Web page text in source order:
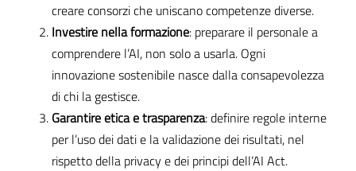
creare consorzi che uniscano competenze diverse.
Investire nella formazione: preparare il personale a
comprendere l’AI, non solo a usarla. Ogni
innovazione sostenibile nasce dalla consapevolezza
di chi la gestisce.
Garantire etica e trasparenza: definire regole interne
per l’uso dei dati e la validazione dei risultati, nel
rispetto della privacy e dei principi dell’AI Act.